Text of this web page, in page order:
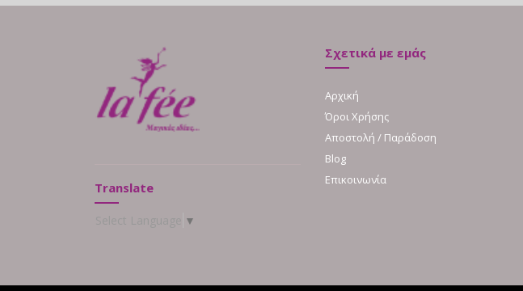
Translate
▼
Σχετικά με εμάς
Αρχική
Όροι Χρήσης
Αποστολή / Παράδοση
Blog
Επικοινωνία